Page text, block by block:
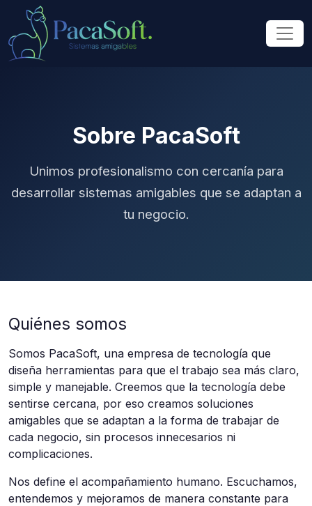
Sobre PacaSoft
Unimos profesionalismo con cercanía para
desarrollar sistemas amigables que se adaptan a
tu negocio.
Quiénes somos
Somos PacaSoft, una empresa de tecnología que
diseña herramientas para que el trabajo sea más claro,
simple y manejable. Creemos que la tecnología debe
sentirse cercana, por eso creamos soluciones
amigables que se adaptan a la forma de trabajar de
cada negocio, sin procesos innecesarios ni
complicaciones.
Nos define el acompañamiento humano. Escuchamos,
entendemos y mejoramos de manera constante para